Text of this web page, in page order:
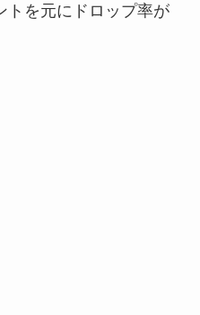
トを元にドロップ率が